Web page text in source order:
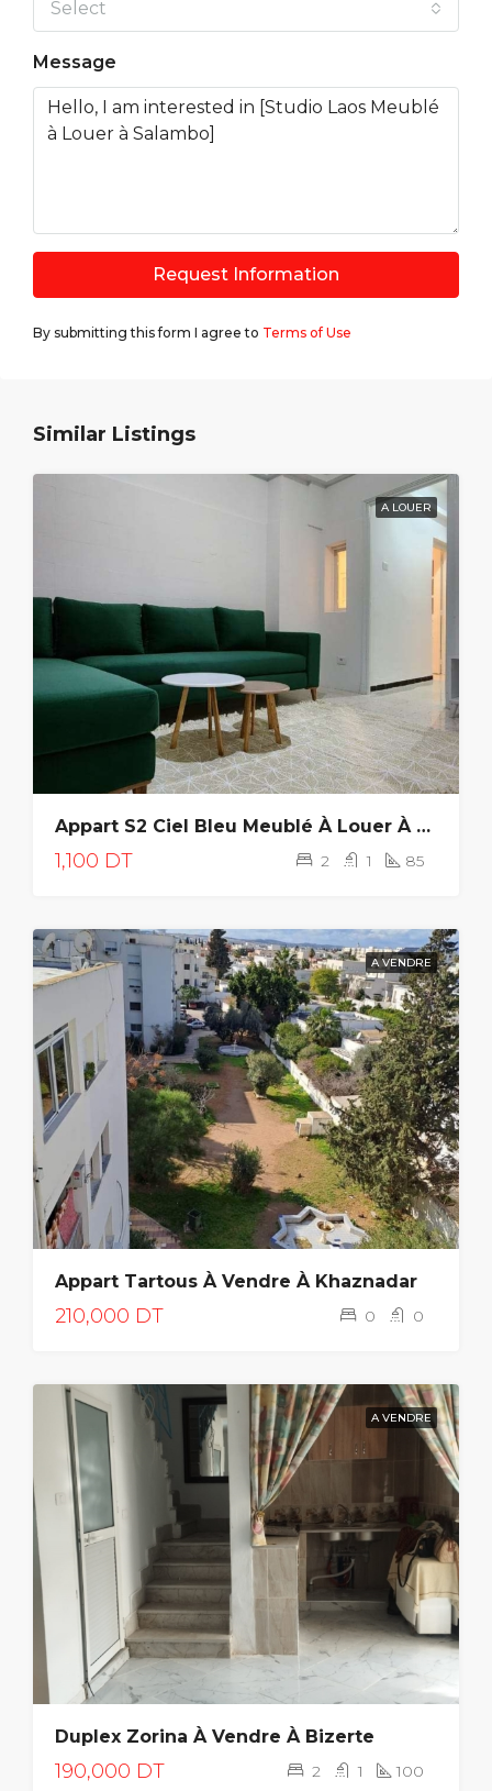
Select
Message
Request Information
By submitting this form I agree to Terms of Use
Similar Listings
A LOUER
Appart S2 Ciel Bleu Meublé À Louer À La Goulette
1,100 DT 2 1 85
A VENDRE
Appart Tartous À Vendre À Khaznadar
210,000 DT 0 0
A VENDRE
Duplex Zorina À Vendre À Bizerte
190,000 DT 2 1 100